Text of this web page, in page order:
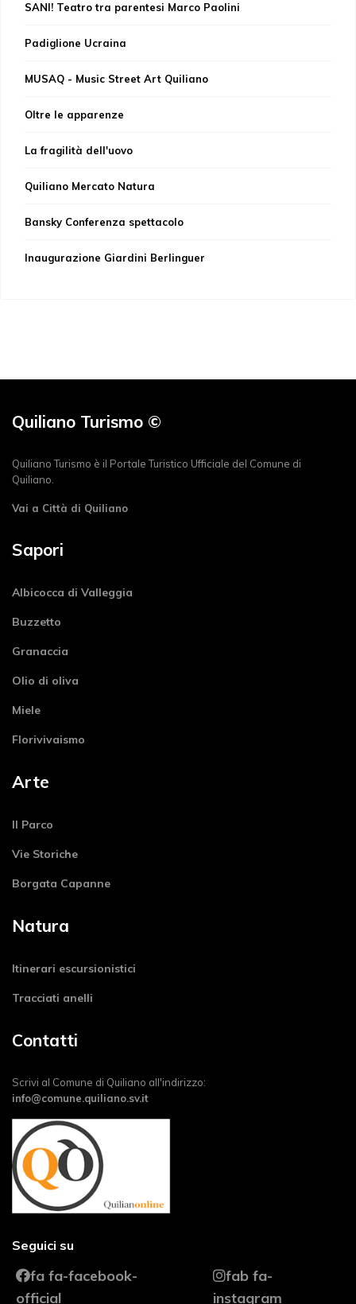
SANI! Teatro tra parentesi Marco Paolini
Padiglione Ucraina
MUSAQ - Music Street Art Quiliano
Oltre le apparenze
La fragilità dell'uovo
Quiliano Mercato Natura
Bansky Conferenza spettacolo
Inaugurazione Giardini Berlinguer
Quiliano Turismo ©
Quiliano Turismo è il Portale Turistico Ufficiale del Comune di
Quiliano.
Vai a Città di Quiliano
Sapori
Albicocca di Valleggia
Buzzetto
Granaccia
Olio di oliva
Miele
Florivivaismo
Arte
Il Parco
Vie Storiche
Borgata Capanne
Natura
Itinerari escursionistici
Tracciati anelli
Contatti
Scrivi al Comune di Quiliano all'indirizzo:
info@comune.quiliano.sv.it
Seguici su
fa fa-facebook-
official
fab fa-
instagram